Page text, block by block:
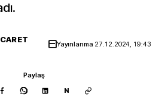
Yayınlanma 27.12.2024, 19:43
Paylaş
N